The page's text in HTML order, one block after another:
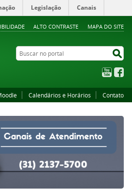
ALTO CONTRASTE MAPA DO SITE
Legislação Canais
Buscar no portal
YouTube
Calendários e Horários Contato